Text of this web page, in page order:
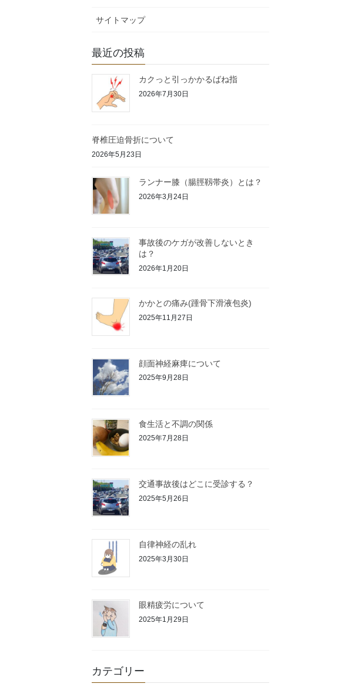
サイトマップ
最近の投稿
カクっと引っかかるばね指
2026年7月30日
脊椎圧迫骨折について
2026年5月23日
ランナー膝（腸脛靱帯炎）とは？
2026年3月24日
事故後のケガが改善しないとき
は？
2026年1月20日
かかとの痛み(踵骨下滑液包炎)
2025年11月27日
顔面神経麻痺について
2025年9月28日
食生活と不調の関係
2025年7月28日
交通事故後はどこに受診する？
2025年5月26日
自律神経の乱れ
2025年3月30日
眼精疲労について
2025年1月29日
カテゴリー